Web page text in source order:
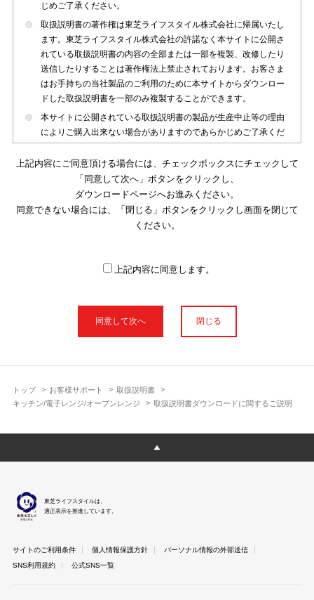
トップ お客様サポート
取扱説明書
キッチン/電子レンジ/オーブンレンジ
取扱説明書ダウンロードに関するご説明
じめご了承ください。
取扱説明書の著作権は東芝ライフスタイル株式会社に帰属いたし
ます。東芝ライフスタイル株式会社の許諾なく本サイトに公開さ
れている取扱説明書の内容の全部または一部を複製、改修したり
送信したりすることは著作権法上禁止されております。お客さま
はお手持ちの当社製品のご利用のために本サイトからダウンロー
ドした取扱説明書を一部のみ複製することができます。
本サイトに公開されている取扱説明書の製品が生産中止等の理由
によりご購入出来ない場合がありますのであらかじめご了承くだ
本サイトに公開されている取扱説明書は、製品が発売された時点
のものを掲載しております。従いまして本サイトに掲載されてい
る取扱説明書の記載内容とお客さまがお持ちの製品の仕様がその
後のマイナーチェンジ等で変更になる場合がございます。本サイ
トに公開されている取扱説明書の内容とお手持ちの製品の仕様に
使用上のご注意や安全上のご注意、また測定基準や数値等は取扱
説明書が作成された時点での基準に応じた内容となっております
明書以外の印刷物が同梱されている場合がありますが、本サイト
ではそれらを全て公開しておりませんのであらかじめご了承くだ
本サイトのサービスは予告なく中止または内容を変更する場合が
ございますのであらかじめご了承ください。
さま以外からのお問い合わせにはお答えできない場合があります
のであらかじめご了承ください。
上記内容にご同意頂ける場合には、チェックボックスにチェックして
「同意して次へ」ボタンをクリックし、
ダウンロードページへお進みください。
同意できない場合には、「閉じる」ボタンをクリックし画面を閉じて
ください。
上記内容に同意します。
閉じる
東芝ライフスタイルは、
適正表示を推進しています。
サイトのご利用条件 個人情報保護方針
パーソナル情報の外部送信
SNS利用規約
公式SNS一覧